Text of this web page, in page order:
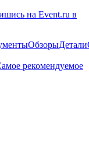
на Event.ru в
ОбзорыДетали
рекомендуемое